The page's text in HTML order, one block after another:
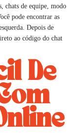
chats de equipe, modo
pode encontrar as
Depois de
ao código do chat
De